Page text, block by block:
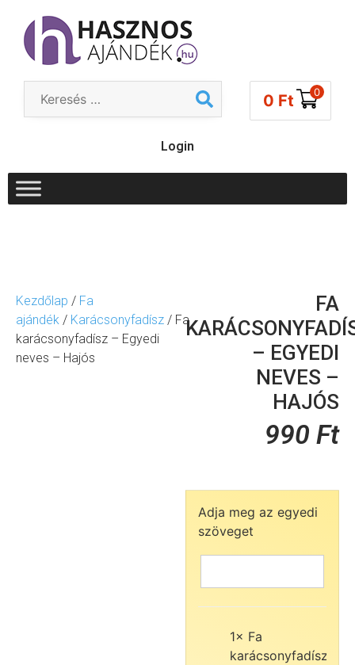
0 Ft 0
Login
Kezdőlap / Fa
ajándék / Karácsonyfadísz / Fa
karácsonyfadísz – Egyedi
neves – Hajós
FA
– EGYEDI
NEVES –
HAJÓS
990 Ft
Adja meg az egyedi
szöveget
1× Fa
karácsonyfadísz